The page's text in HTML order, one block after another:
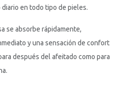
en todo tipo de pieles.
se absorbe rápidamente,
y una sensación de confort
después del afeitado como para